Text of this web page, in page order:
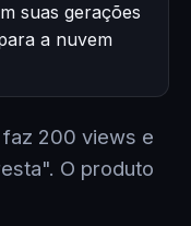
suas gerações
a nuvem
faz 200 views e
O produto